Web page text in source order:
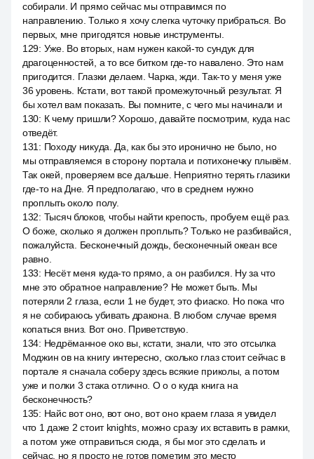
собирали. И прямо сейчас мы отправимся по
направлению. Только я хочу слегка чуточку прибраться. Во
первых, мне пригодятся новые инструменты.
129: Уже. Во вторых, нам нужен какой-то сундук для
драгоценностей, а то все битком где-то навалено. Это нам
пригодится. Глазки делаем. Чарка, жди. Так-то у меня уже
36 уровень. Кстати, вот такой промежуточный результат. Я
бы хотел вам показать. Вы помните, с чего мы начинали и
130: К чему пришли? Хорошо, давайте посмотрим, куда нас
отведёт.
131 : Походу никуда. Да, как бы это иронично не было, но
мы отправляемся в сторону портала и потихонечку плывём.
Так окей, проверяем все дальше. Неприятно терять глазики
где-то на Дне. Я предполагаю, что в среднем нужно
проплыть около полу.
132: Тысяч блоков, чтобы найти крепость, пробуем ещё раз.
О боже, сколько я должен проплыть? Только не разбивайся,
пожалуйста. Бесконечный дождь, бесконечный океан все
равно.
133: Несёт меня куда-то прямо, а он разбился. Ну за что
мне это обратное направление? Не может быть. Мы
потеряли 2 глаза, если 1 не будет, это фиаско. Но пока что
я не собираюсь убивать дракона. В любом случае время
копаться вниз. Вот оно. Приветствую.
134: Недрёманное око вы, кстати, знали, что это отсылка
Моджин ов на книгу интересно, сколько глаз стоит сейчас в
портале я сначала соберу здесь всякие приколы, а потом
уже и полки 3 стака отлично. O o o куда книга на
бесконечность?
135: Найс вот оно, вот оно, вот оно краем глаза я увидел
что 1 даже 2 стоит knights, можно сразу их вставить в рамки,
а потом уже отправиться сюда, я бы мог это сделать и
сейчас, но я просто не готов пометим это место